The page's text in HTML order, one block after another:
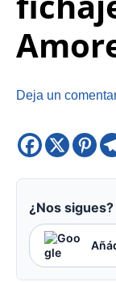
Deja un
¿Nos sigues?